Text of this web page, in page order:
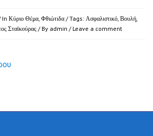
In Κύριο Θέμα, Φθιώτιδα / Tags: Ασφαλιστικό, Βουλή,
Σταϊκούρας/ By admin / Leave a comment